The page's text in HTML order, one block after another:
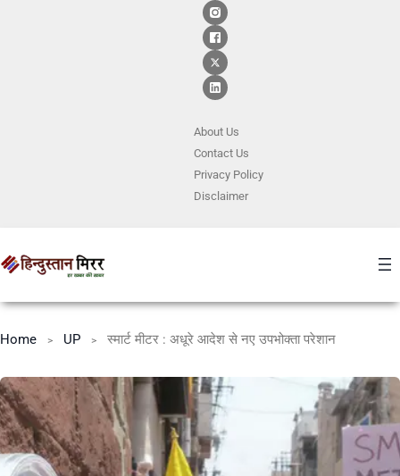
About Us
ContactUs
Privacy Policy
Disclaimer
Home UP स्मार्ट मीटर : अधूरे आदेश से नए उपभोक्ता परेशान